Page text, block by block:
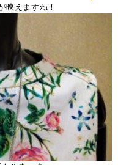
映えますね！